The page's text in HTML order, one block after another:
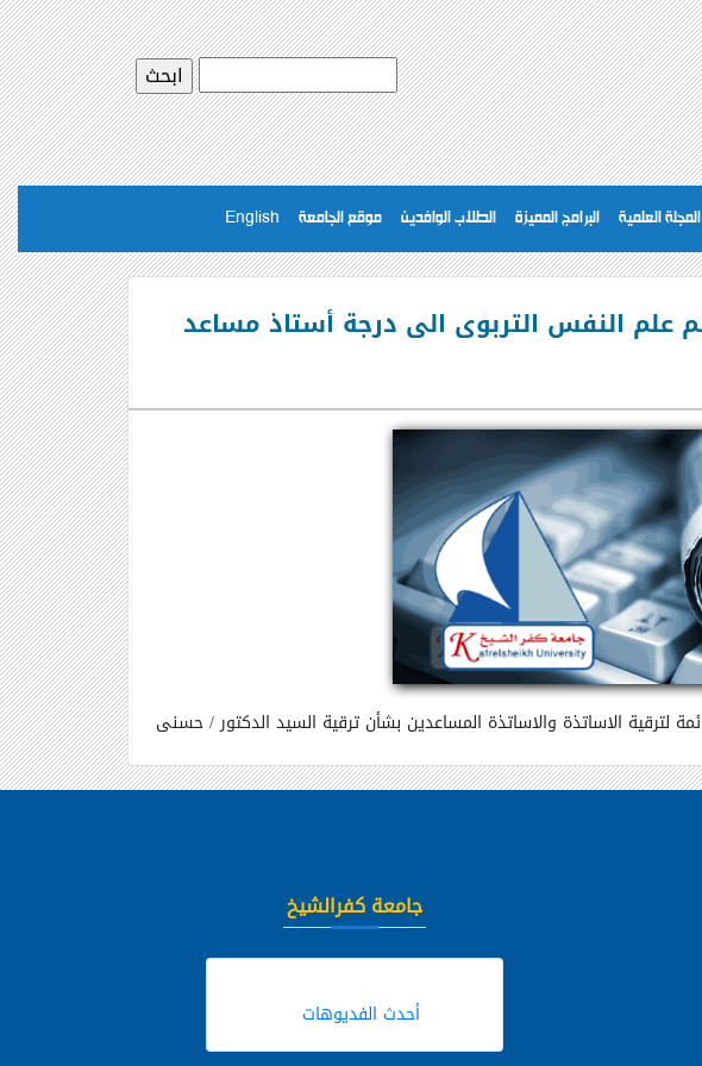
المجلة العلمية البرامج المميزة الطلاب الوافدين موقع الجامعة English
علم النفس التربوى الى درجة أستاذ مساعد
2015 على ما جاء بتقرير اللجنة العلمية الدائمة لترقية الاساتذة والاساتذة المساعدين بشأن ترقية السيد الدكتور / حسنى
جامعة كفرالشيخ
أحدث الفديوهات